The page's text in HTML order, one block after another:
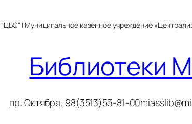
| Муниципальное казенное учреждение
Библиотеки
пр. Октября, 98(3513)53-81-00